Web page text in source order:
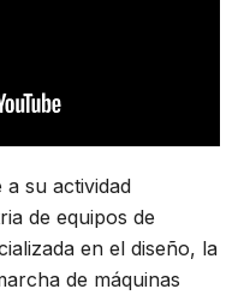
su actividad
de equipos de
en el diseño, la
de máquinas